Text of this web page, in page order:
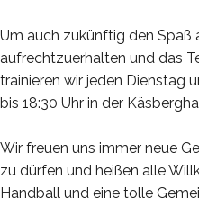
Um auch zukünftig den Spaß
aufrechtzuerhalten und das
trainieren wir jeden Dienstag
bis 18:30 Uhr in der
Wir freuen uns immer neue
zu dürfen und heißen alle
Handball und eine tolle